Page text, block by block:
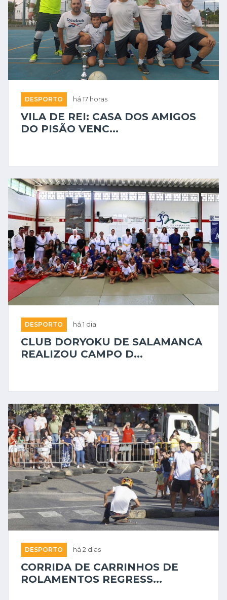
DESPORTO há 17 horas
VILA DE REI: CASA DOS AMIGOS
DO PISÃO VENC...
DESPORTO há 1 dia
CLUB DORYOKU DE SALAMANCA
REALIZOU CAMPO D...
DESPORTO há 2 dias
CORRIDA DE CARRINHOS DE
ROLAMENTOS REGRESS...